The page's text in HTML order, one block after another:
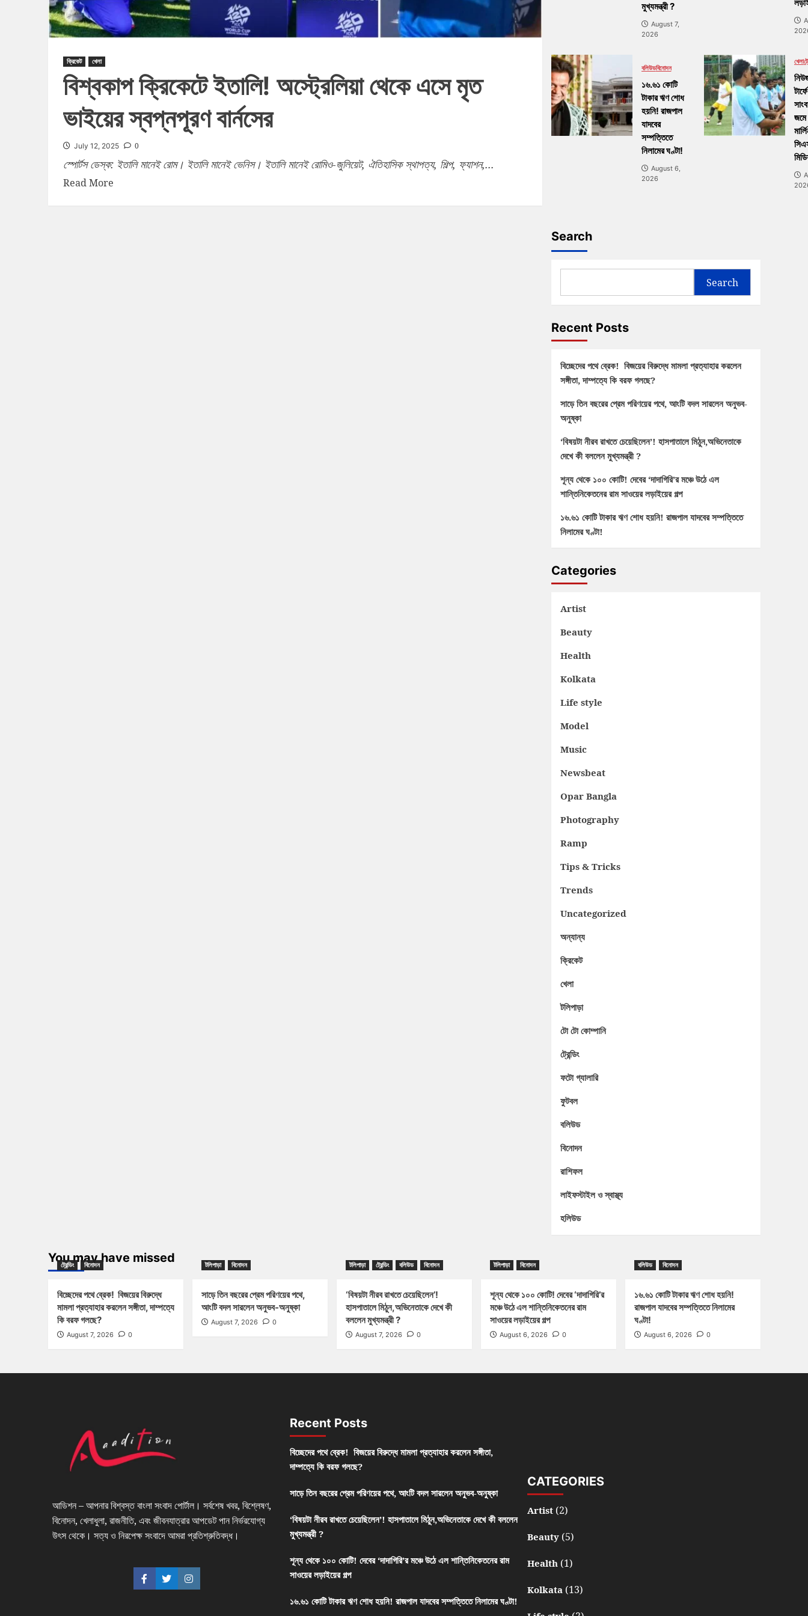
ক্রিকেট খেলা
বিশ্বকাপ ক্রিকেটে ইতালি! অস্ট্রেলিয়া থেকে এসে মৃত
ভাইয়ের স্বপ্নপূরণ বার্নসের
July 12, 2025 0
স্পোর্টস ডেস্ক: ইতালি মানেই রোম। ইতালি মানেই ভেনিস। ইতালি মানেই রোমিও-জুলিয়েট, ঐতিহাসিক স্থাপত্য, শিল্প, ফ্যাশন,...
Read More
মুখ্যমন্ত্রী ?
August 7,
2026
বলিউডবিনোদন
১৬.৬১ কোটি
টাকার ঋণ শোধ
হয়নি! রাজপাল
যাদবের
সম্পত্তিতে
নিলামের ঘণ্টা!
August 6,
2026
খেলা
টার্ফে
Search
Search
Recent Posts
বিচ্ছেদের পথে ব্রেক! বিজয়ের বিরুদ্ধে মামলা প্রত্যাহার করলেন
সঙ্গীতা, দাম্পত্যে কি বরফ গলছে?
সাড়ে তিন বছরের প্রেম পরিণয়ের পথে, আংটি বদল সারলেন অনুভব-
অনুষ্কা
‘বিষয়টা নীরব রাখতে চেয়েছিলেন’! হাসপাতালে মিঠুন,অভিনেতাকে
দেখে কী বললেন মুখ্যমন্ত্রী ?
শূন্য থেকে ১০০ কোটি! দেবের ‘দাদাগিরি’র মঞ্চে উঠে এল
শান্তিনিকেতনের রাম সাওয়ের লড়াইয়ের গল্প
১৬.৬১ কোটি টাকার ঋণ শোধ হয়নি! রাজপাল যাদবের সম্পত্তিতে
নিলামের ঘণ্টা!
Categories
Artist
Beauty
Health
Kolkata
Life style
Model
Music
Newsbeat
Opar Bangla
Photography
Ramp
Tips & Tricks
Trends
Uncategorized
অন্যান্য
ক্রিকেট
খেলা
টলিপাড়া
টো টো কোম্পানি
ট্রেন্ডিং
ফটো গ্যালারি
ফুটবল
বলিউড
বিনোদন
রাশিফল
লাইফস্টাইল ও স্বাস্থ্য
হলিউড
You may have missed
ট্রেন্ডিং বিনোদন
বিচ্ছেদের পথে ব্রেক! বিজয়ের বিরুদ্ধে
মামলা প্রত্যাহার করলেন সঙ্গীতা, দাম্পত্যে
কি বরফ গলছে?
August 7, 2026 0
টলিপাড়া বিনোদন
সাড়ে তিন বছরের প্রেম পরিণয়ের পথে,
আংটি বদল সারলেন অনুভব-অনুষ্কা
August 7, 2026 0
টলিপাড়া ট্রেন্ডিং বলিউড বিনোদন
‘বিষয়টা নীরব রাখতে চেয়েছিলেন’!
হাসপাতালে মিঠুন,অভিনেতাকে দেখে কী
বললেন মুখ্যমন্ত্রী ?
August 7, 2026 0
টলিপাড়া বিনোদন
শূন্য থেকে ১০০ কোটি! দেবের ‘দাদাগিরি’র
মঞ্চে উঠে এল শান্তিনিকেতনের রাম
সাওয়ের লড়াইয়ের গল্প
August 6, 2026 0
বলিউড বিনোদন
১৬.৬১ কোটি টাকার ঋণ শোধ হয়নি!
রাজপাল যাদবের সম্পত্তিতে নিলামের
ঘণ্টা!
August 6, 2026 0
আডিশন – আপনার বিশ্বস্ত বাংলা সংবাদ পোর্টাল। সর্বশেষ খবর, বিশ্লেষণ,
বিনোদন, খেলাধুলা, রাজনীতি, এবং জীবনযাত্রার আপডেট পান নির্ভরযোগ্য
উৎস থেকে। সত্য ও নিরপেক্ষ সংবাদে আমরা প্রতিশ্রুতিবদ্ধ।
Recent Posts
বিচ্ছেদের পথে ব্রেক! বিজয়ের বিরুদ্ধে মামলা প্রত্যাহার করলেন সঙ্গীতা,
দাম্পত্যে কি বরফ গলছে?
সাড়ে তিন বছরের প্রেম পরিণয়ের পথে, আংটি বদল সারলেন অনুভব-অনুষ্কা
‘বিষয়টা নীরব রাখতে চেয়েছিলেন’! হাসপাতালে মিঠুন,অভিনেতাকে দেখে কী বললেন
মুখ্যমন্ত্রী ?
শূন্য থেকে ১০০ কোটি! দেবের ‘দাদাগিরি’র মঞ্চে উঠে এল শান্তিনিকেতনের রাম
সাওয়ের লড়াইয়ের গল্প
১৬.৬১ কোটি টাকার ঋণ শোধ হয়নি! রাজপাল যাদবের সম্পত্তিতে নিলামের ঘণ্টা!
CATEGORIES
Artist (2)
Beauty (5)
Health (1)
Kolkata (13)